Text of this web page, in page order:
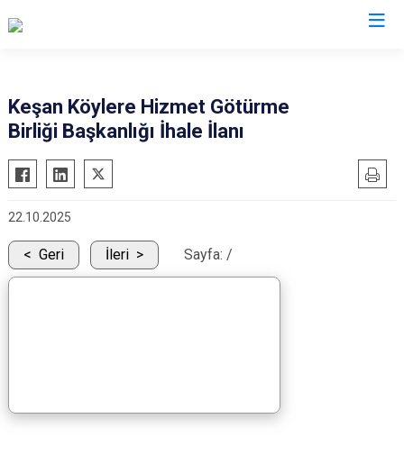
Enez
Havsa
Keşan
Lalapaşa
Meriç
Keşan Köylere Hizmet Götürme
Birliği Başkanlığı İhale İlanı
22.10.2025
Geri İleri Sayfa: /